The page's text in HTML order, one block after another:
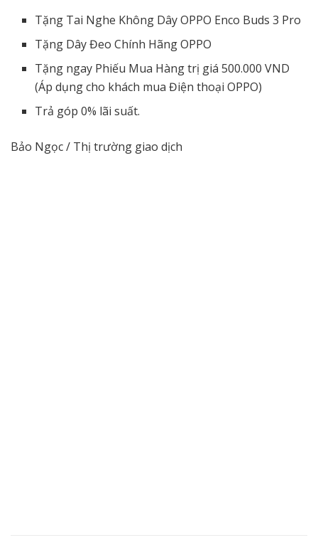
Tặng Tai Nghe Không Dây OPPO Enco Buds 3 Pro
Tặng Dây Đeo Chính Hãng OPPO
Tặng ngay Phiếu Mua Hàng trị giá 500.000 VND
(Áp dụng cho khách mua Điện thoại OPPO)
Trả góp 0% lãi suất.
Bảo Ngọc / Thị trường giao dịch